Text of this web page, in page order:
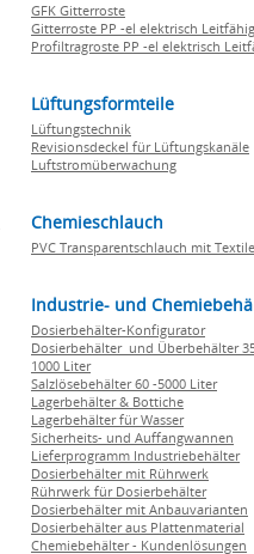
GFK Gitterroste
Gitterroste PP -el elektrisch Leitfähig
Profiltragroste PP -el elektrisch
Lüftungsformteile
Lüftungstechnik
Revisionsdeckel für Lüftungskanäle
Luftstromüberwachung
Chemieschlauch
PVC Transparentschlauch mit
Industrie- und
Dosierbehälter-Konfigurator
Dosierbehälter und Überbehälter
1000 Liter
Salzlösebehälter 60 -5000 Liter
Lagerbehälter & Bottiche
Lagerbehälter für Wasser
Sicherheits- und Auffangwannen
Lieferprogramm Industriebehälter
Dosierbehälter mit Rührwerk
Rührwerk für Dosierbehälter
Dosierbehälter mit Anbauvarianten
Dosierbehälter aus Plattenmaterial
Chemiebehälter - Kundenlösungen